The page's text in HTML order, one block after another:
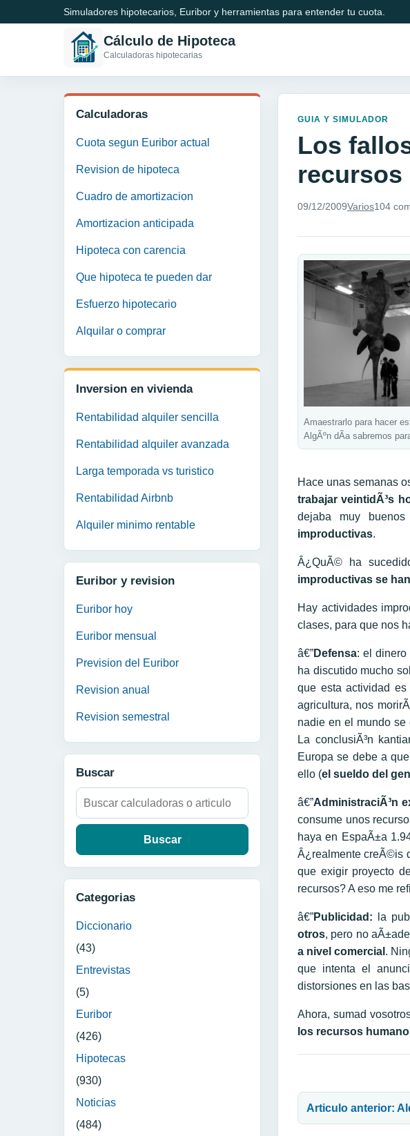
Simuladores hipotecarios, Euribor y herramientas para entender tu cuota.
Cálculo de Hipoteca
Calculadoras hipotecarias
Calculadoras
Cuota segun Euribor actual
Revision de hipoteca
Cuadro de amortizacion
Amortizacion anticipada
Hipoteca con carencia
Que hipoteca te pueden dar
Esfuerzo hipotecario
Alquilar o comprar
Inversion en vivienda
Rentabilidad alquiler sencilla
Rentabilidad alquiler avanzada
Larga temporada vs turistico
Rentabilidad Airbnb
Alquiler minimo rentable
Euribor y revision
Euribor hoy
Euribor mensual
Prevision del Euribor
Revision anual
Revision semestral
Buscar
Buscar:
Categorias
Diccionario
(43)
Entrevistas
(5)
Euribor
(426)
Hipotecas
(930)
Noticias
(484)
GUIA Y SIMULADOR
Los
recursos
09/12/2009Varios104
Amaestrarlo para hacer
AlgÃºn dÃ­a sabremos
Hace unas semanas
trabajar veintidÃ³s
dejaba muy
improductivas.
Â¿QuÃ© ha
improductivas se
Hay actividades
clases, para que nos
â€”Defensa: el dinero
ha discutido mucho
que esta actividad
agricultura, nos
nadie en el mundo se
La conclusiÃ³n
Europa se debe a
ello (el sueldo del
â€”AdministraciÃ³n
consume unos
haya en EspaÃ±a
Â¿realmente creÃ©is
que exigir proyecto
recursos? A eso me
â€”Publicidad: la
otros, pero no
a nivel comercial .
que intenta el
distorsiones en las
Ahora, sumad
los recursos
Articulo anterior: